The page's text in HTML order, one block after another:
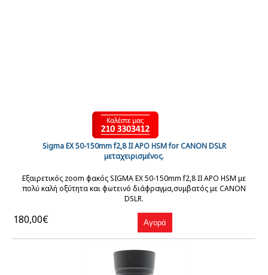
Sigma EX 50-150mm f2,8 II APO HSM for CANON DSLR
μεταχειρισμένος.
Εξαιρετικός zoom φακός SIGMA EX 50-150mm f2,8 II APO HSM με
πολύ καλή οξύτητα και φωτεινό διάφραγμα,συμβατός με CANON
DSLR.
180,00€